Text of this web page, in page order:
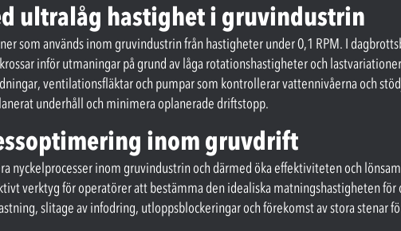
ultralåg hastighet i gruvindustrin
som används inom gruvindustrin från hastigheter under 0,1 RPM. I
inför utmaningar på grund av låga rotationshastigheter och
ventilationsfläktar och pumpar som kontrollerar vattennivåerna och
underhåll och minimera oplanerade driftstopp.
inom gruvdrift
nyckelprocesser inom gruvindustrin och därmed öka effektiviteten och
verktyg för operatörer att bestämma den idealiska matningshastigheten
slitage av infodring, utloppsblockeringar och förekomst av stora stenar